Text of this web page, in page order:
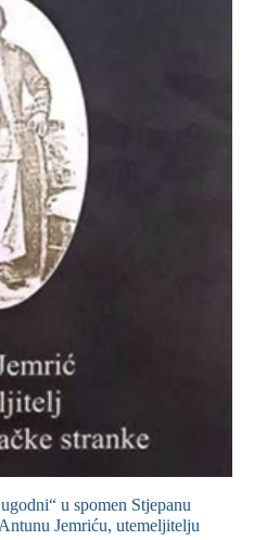
u spomen Stjepanu
Jemriću, utemeljitelju